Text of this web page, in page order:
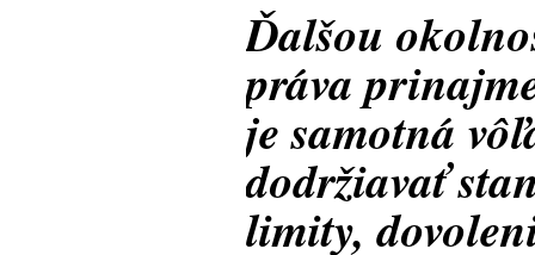
Ďalšou
práva
je samotná
dodržiavať
limity,